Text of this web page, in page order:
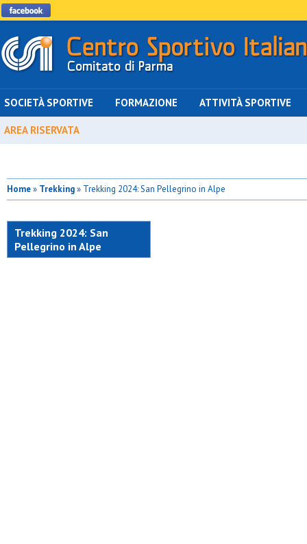
SOCIETÀ SPORTIVE FORMAZIONE ATTIVITÀ SPORTIVE
AREA RISERVATA
Home» Trekking» Trekking 2024: San Pellegrino in Alpe
Trekking 2024: San
Pellegrino in Alpe